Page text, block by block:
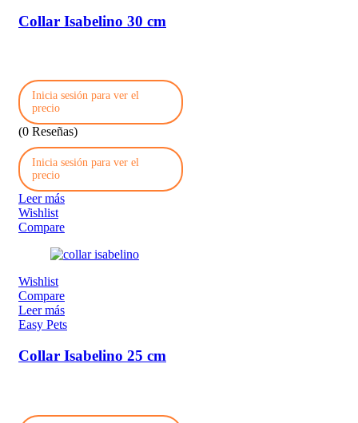
Collar Isabelino 30 cm
Inicia sesión para ver el
precio
(0 Reseñas)
Inicia sesión para ver el
precio
Leer más
Wishlist
Compare
Wishlist
Compare
Leer más
Easy Pets
Collar Isabelino 25 cm